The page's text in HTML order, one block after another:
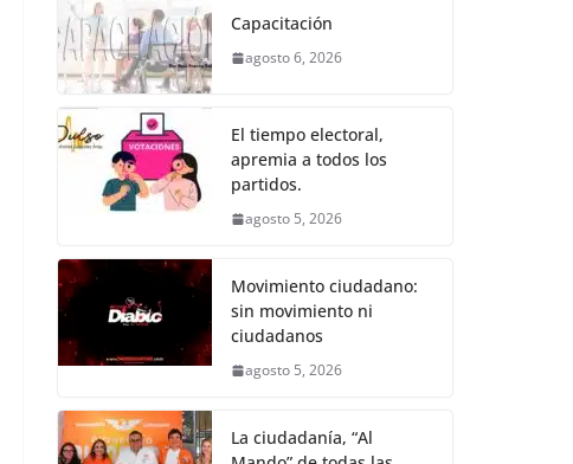
e
b
o
o
k
er s
A
p
e
n
er
Capacitación
agosto 6, 2026
El tiempo electoral,
apremia a todos los
partidos.
agosto 5, 2026
Movimiento ciudadano:
sin movimiento ni
ciudadanos
agosto 5, 2026
La ciudadanía, “Al